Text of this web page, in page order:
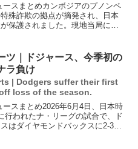
ースまとめカンボジアのプノンペ
殊詐欺の拠点が摘発され、日本
保護されました。現地当局によ
性は誘拐された可能性があり、
況について調査...
ツ｜ドジャース、今季初の
ラ負け
| Dodgers suffer their first
loss of the season.
ースまとめ2026年6月4日、日本時
行われたナ・リーグの試合で、ド
はダイヤモンドバックスに2-3で